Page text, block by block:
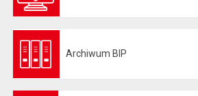
Archiwum BIP